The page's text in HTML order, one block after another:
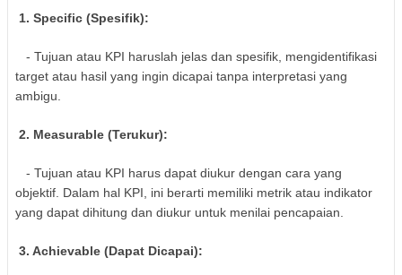
1. Specific (Spesifik):
- Tujuan atau KPI haruslah jelas dan spesifik, mengidentifikasi
target atau hasil yang ingin dicapai tanpa interpretasi yang
ambigu.
2. Measurable (Terukur):
- Tujuan atau KPI harus dapat diukur dengan cara yang
objektif. Dalam hal KPI, ini berarti memiliki metrik atau indikator
yang dapat dihitung dan diukur untuk menilai pencapaian.
3. Achievable (Dapat Dicapai):